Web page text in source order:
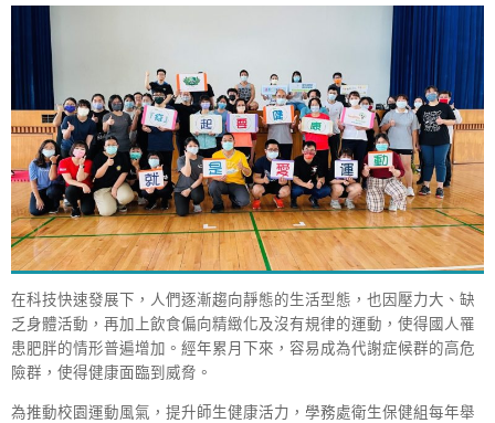
在科技快速發展下，人們逐漸趨向靜態的生活型態，也因壓力大、缺
乏身體活動，再加上飲食偏向精緻化及沒有規律的運動，使得國人罹
患肥胖的情形普遍增加。經年累月下來，容易成為代謝症候群的高危
險群，使得健康面臨到威脅。
為推動校園運動風氣，提升師生健康活力，學務處衛生保健組每年舉